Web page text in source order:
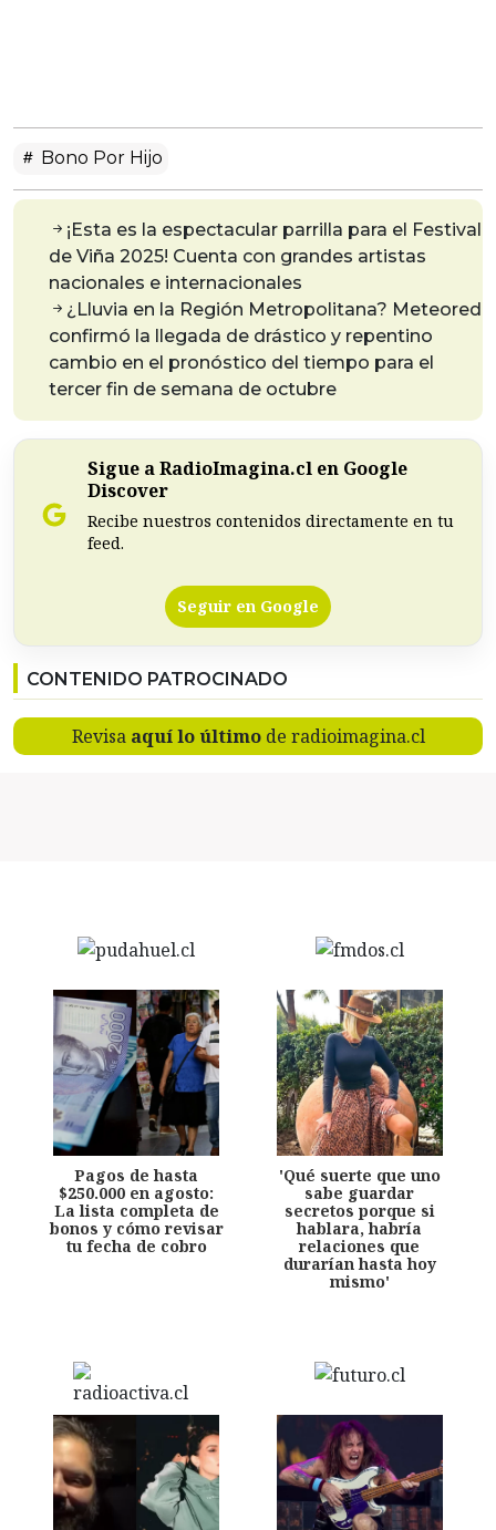
Bono Por Hijo
¡Esta es la espectacular parrilla para el Festival
de Viña 2025! Cuenta con grandes artistas
nacionales e internacionales
¿Lluvia en la Región Metropolitana? Meteored
confirmó la llegada de drástico y repentino
cambio en el pronóstico del tiempo para el
tercer fin de semana de octubre
Sigue a RadioImagina.cl en Google
Discover
Recibe nuestros contenidos directamente en tu
feed.
Seguir en Google
CONTENIDO PATROCINADO
Revisa aquí lo últimode radioimagina.cl
Pagos de hasta
$250.000 en agosto:
La lista completa de
bonos y cómo revisar
tu fecha de cobro
'Qué suerte que uno
sabe guardar
secretos porque si
hablara, habría
relaciones que
durarían hasta hoy
mismo'